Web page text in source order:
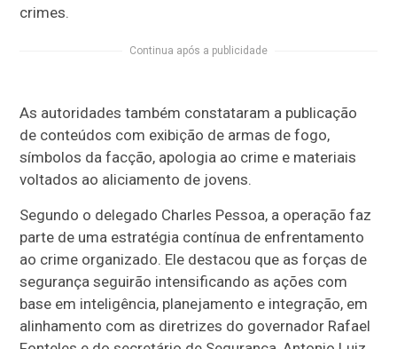
crimes.
Continua após a publicidade
As autoridades também constataram a publicação
de conteúdos com exibição de armas de fogo,
símbolos da facção, apologia ao crime e materiais
voltados ao aliciamento de jovens.
Segundo o delegado Charles Pessoa, a operação faz
parte de uma estratégia contínua de enfrentamento
ao crime organizado. Ele destacou que as forças de
segurança seguirão intensificando as ações com
base em inteligência, planejamento e integração, em
alinhamento com as diretrizes do governador Rafael